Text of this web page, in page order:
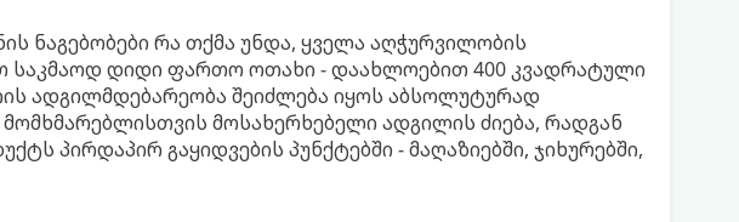
ნაგებობები რა თქმა უნდა, ყველა აღჭურვილობის
საკმაოდ დიდი ფართო ოთახი - დაახლოებით 400 კვადრატული
ადგილმდებარეობა შეიძლება იყოს აბსოლუტურად
მომხმარებლისთვის მოსახერხებელი ადგილის ძიება, რადგან
პირდაპირ გაყიდვების პუნქტებში - მაღაზიებში, ჯიხურებში,